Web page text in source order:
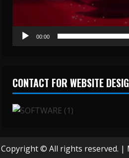
00:00
CONTACT FOR WEBSITE
Copyright © All rights reserved. |